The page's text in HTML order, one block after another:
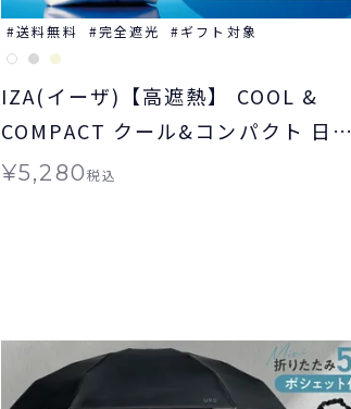
送料無料 完全遮光 ギフト対象
IZA(イーザ)【高遮熱】 COOL &
COMPACT クール&コンパクト 日傘
折りたたみ 晴雨兼用 ギフト対象
¥5,280税込